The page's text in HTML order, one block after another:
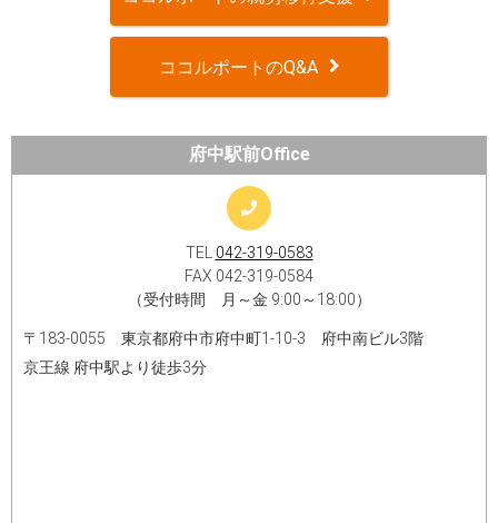
ココルポートのQ&A
府中駅前Office
TEL 042-319-0583
FAX 042-319-0584
（受付時間 月～金 9:00～18:00）
〒183-0055 東京都府中市府中町1-10-3 府中南ビル3階
京王線 府中駅より徒歩3分